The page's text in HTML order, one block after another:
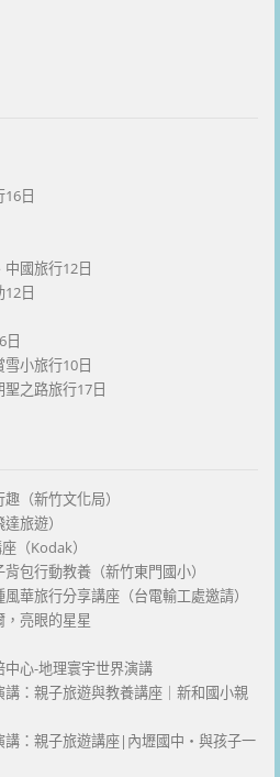
日
國旅行12日
日
日
小旅行10日
之路旅行17日
（新竹文化局）
旅遊）
（Kodak）
包行動教養（新竹東門國小）
華旅行分享講座（台電輸工處邀請）
，亮眼的星星
心-地理寰宇世界演講
：親子旅遊與教養講座｜新和國小親
講：親子旅遊講座|內壢國中・與孩子一